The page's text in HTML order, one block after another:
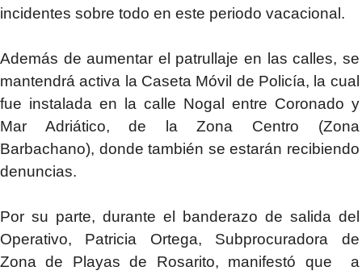
incidentes sobre todo en este periodo vacacional.
Además de aumentar el patrullaje en las calles, se
mantendrá activa la Caseta Móvil de Policía, la cual
fue instalada en la calle Nogal entre Coronado y
Mar Adriático, de la Zona Centro (Zona
Barbachano), donde también se estarán recibiendo
denuncias.
Por su parte, durante el banderazo de salida del
Operativo, Patricia Ortega, Subprocuradora de
Zona de Playas de Rosarito, manifestó que a